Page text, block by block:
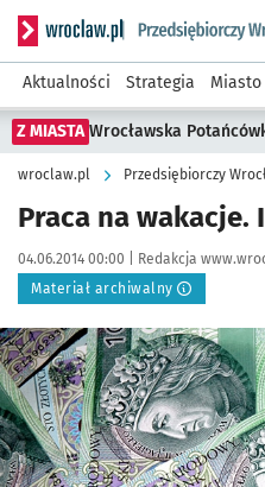
Serwis informacyjny
Aktualności Strategia Miasto
Z MIASTA Wrocławska
wroclaw.pl Przedsiębiorczy
Praca na wakacje.
Data publikacji:
04.06.2014 00:00 | Autor:
Redakcja
Materiał archiwalny
Kliknij, aby powiększyć